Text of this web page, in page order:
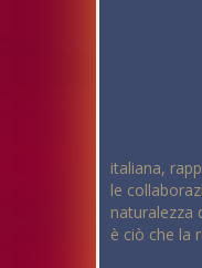
italiana,
le
naturalezza
è ciò che la